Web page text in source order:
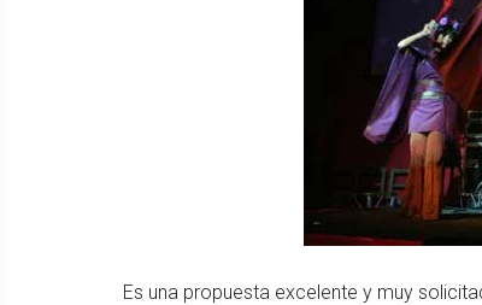
Es una propuesta excelente y muy